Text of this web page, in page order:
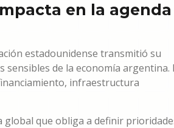
en la agenda
estadounidense transmitió su
de la economía argentina.
infraestructura
global que obliga a definir